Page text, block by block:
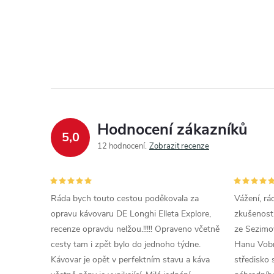
5,0 Hodnocení zákazníků
12 hodnocení Zobrazit recenze
Ráda bych touto cestou poděkovala za
opravu kávovaru DE Longhi Elleta Explore,
recenze opravdu nelžou.!!!!! Opraveno včetně
cesty tam i zpět bylo do jednoho týdne.
Kávovar je opět v perfektním stavu a káva
Vážení,
ze
Hanu
středisko